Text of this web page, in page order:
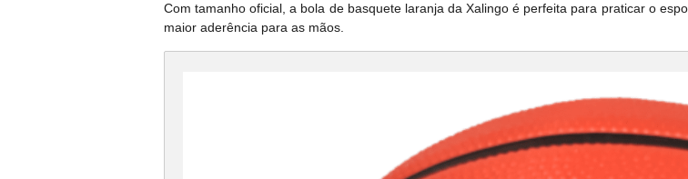
Com tamanho oficial, a bola de basquete laranja da Xalingo é perfeita para praticar o
maior aderência para as mãos.